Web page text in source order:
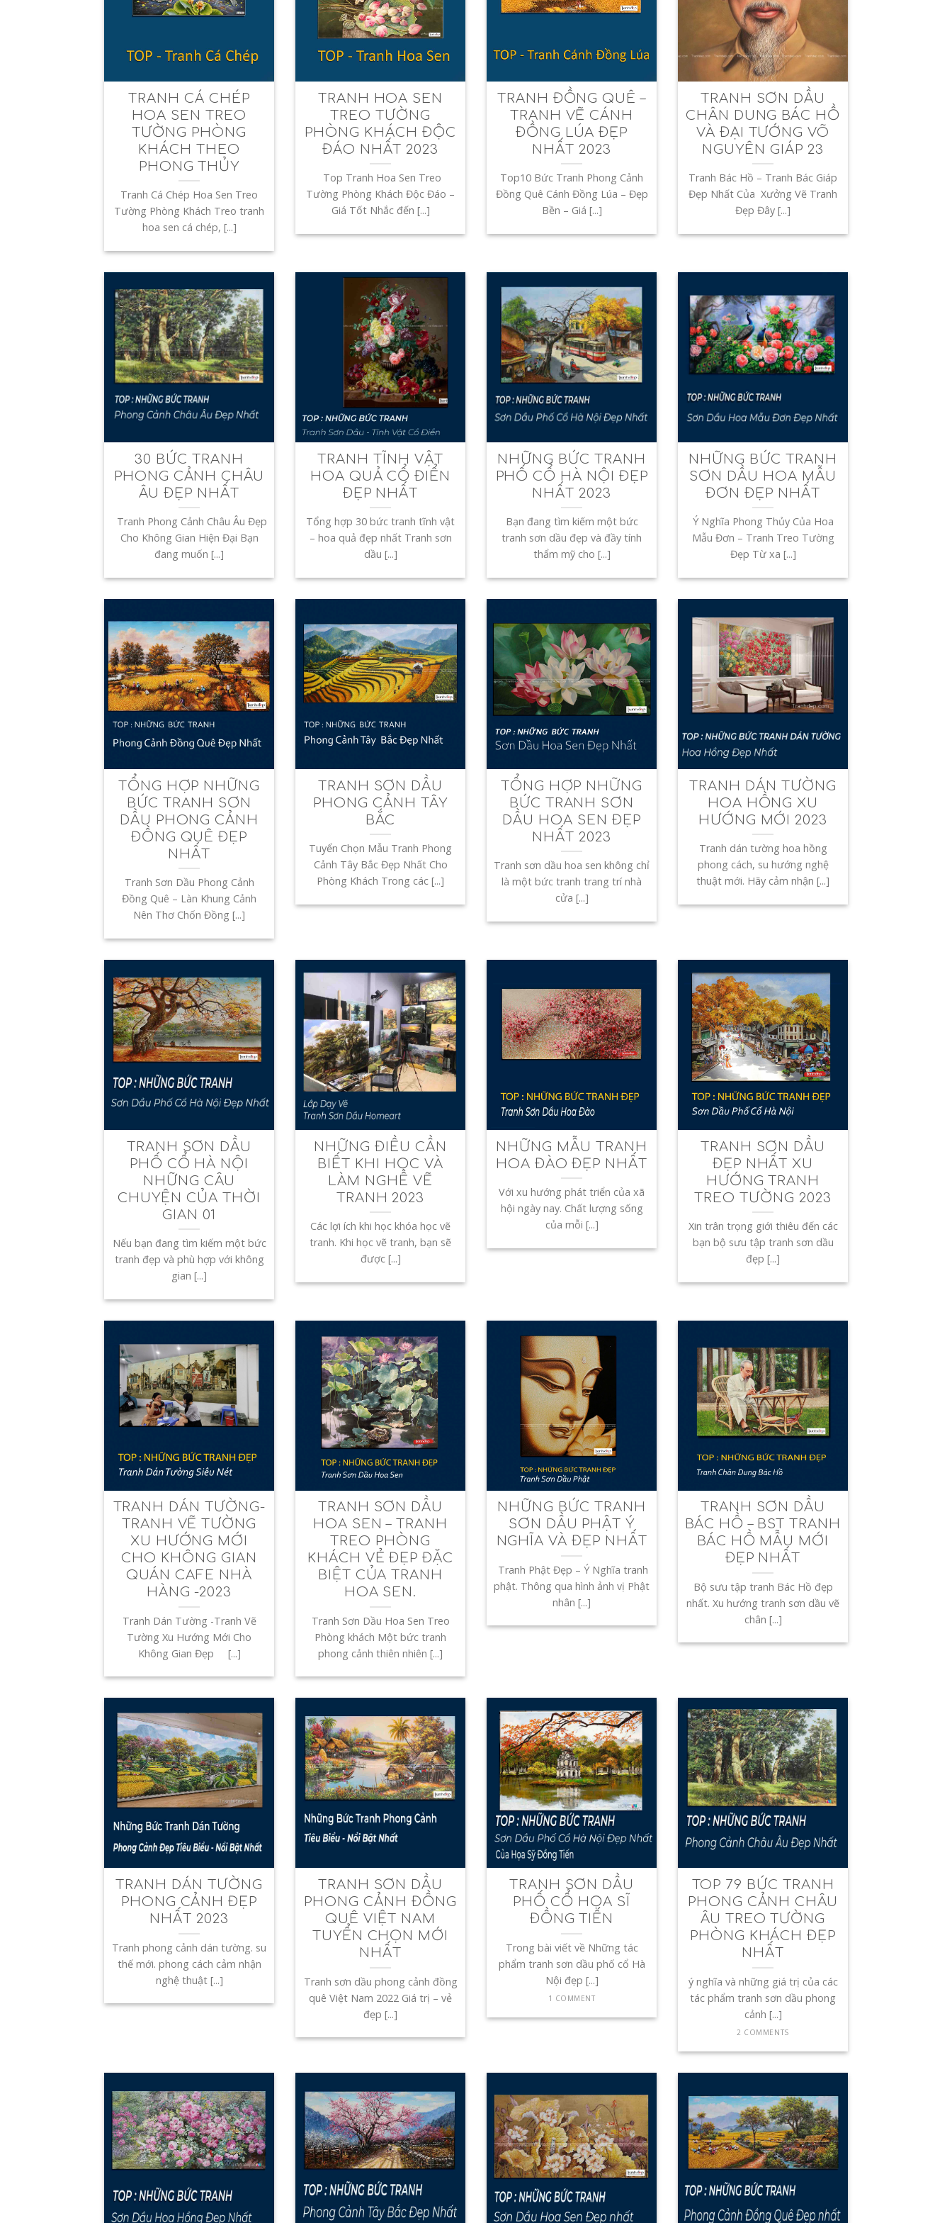
TRANH CÁ CHÉP
HOA SEN TREO
TƯỜNG PHÒNG
KHÁCH THEO
PHONG THỦY
Tranh Cá Chép Hoa Sen Treo
Tường Phòng Khách Treo tranh
hoa sen cá chép, [...]
TRANH HOA SEN
TREO TƯỜNG
PHÒNG KHÁCH ĐỘC
ĐÁO NHẤT 2023
Top Tranh Hoa Sen Treo
Tường Phòng Khách Độc Đáo –
Giá Tốt Nhắc đến [...]
TRANH ĐỒNG QUÊ –
TRANH VẼ CÁNH
ĐỒNG LÚA ĐẸP
NHẤT 2023
Top10 Bức Tranh Phong Cảnh
Đồng Quê Cánh Đồng Lúa – Đẹp
Bền – Giá [...]
TRANH SƠN DẦU
CHÂN DUNG BÁC HỒ
VÀ ĐẠI TƯỚNG VÕ
NGUYÊN GIÁP 23
Tranh Bác Hồ – Tranh Bác Giáp
Đẹp Nhất Của Xưởng Vẽ Tranh
Đẹp Đây [...]
30 BỨC TRANH
PHONG CẢNH CHÂU
ÂU ĐẸP NHẤT
Tranh Phong Cảnh Châu Âu Đẹp
Cho Không Gian Hiện Đại Bạn
đang muốn [...]
TRANH TĨNH VẬT
HOA QUẢ CỔ ĐIỂN
ĐẸP NHẤT
Tổng hợp 30 bức tranh tĩnh vật
– hoa quả đẹp nhất Tranh sơn
dầu [...]
NHỮNG BỨC TRANH
PHỐ CỔ HÀ NỘI ĐẸP
NHẤT 2023
Bạn đang tìm kiếm một bức
tranh sơn dầu đẹp và đầy tính
thẩm mỹ cho [...]
NHỮNG BỨC TRANH
SƠN DẦU HOA MẪU
ĐƠN ĐẸP NHẤT
Ý Nghĩa Phong Thủy Của Hoa
Mẫu Đơn – Tranh Treo Tường
Đẹp Từ xa [...]
TỔNG HỢP NHỮNG
BỨC TRANH SƠN
DẦU PHONG CẢNH
ĐỒNG QUÊ ĐẸP
NHẤT
Tranh Sơn Dầu Phong Cảnh
Đồng Quê – Làn Khung Cảnh
Nên Thơ Chốn Đồng [...]
TRANH SƠN DẦU
PHONG CẢNH TÂY
BẮC
Tuyển Chọn Mẫu Tranh Phong
Cảnh Tây Bắc Đẹp Nhất Cho
Phòng Khách Trong các [...]
TỔNG HỢP NHỮNG
BỨC TRANH SƠN
DẦU HOA SEN ĐẸP
NHẤT 2023
Tranh sơn dầu hoa sen không chỉ
là một bức tranh trang trí nhà
cửa [...]
TRANH DÁN TƯỜNG
HOA HỒNG XU
HƯỚNG MỚI 2023
Tranh dán tường hoa hồng
phong cách, su hướng nghệ
thuật mới. Hãy cảm nhận [...]
TRANH SƠN DẦU
PHỐ CỔ HÀ NỘI
NHỮNG CÂU
CHUYỆN CỦA THỜI
GIAN 01
Nếu bạn đang tìm kiếm một bức
tranh đẹp và phù hợp với không
gian [...]
NHỮNG ĐIỀU CẦN
BIẾT KHI HỌC VÀ
LÀM NGHỀ VẼ
TRANH 2023
Các lợi ích khi học khóa học vẽ
tranh. Khi học vẽ tranh, bạn sẽ
được [...]
NHỮNG MẪU TRANH
HOA ĐÀO ĐẸP NHẤT
Với xu hướng phát triển của xã
hội ngày nay. Chất lượng sống
của mỗi [...]
TRANH SƠN DẦU
ĐẸP NHẤT XU
HƯỚNG TRANH
TREO TƯỜNG 2023
Xin trân trọng giới thiêu đến các
bạn bộ sưu tập tranh sơn dầu
đẹp [...]
TRANH DÁN TƯỜNG-
TRANH VẼ TƯỜNG
XU HƯỚNG MỚI
CHO KHÔNG GIAN
QUÁN CAFE NHÀ
HÀNG -2023
Tranh Dán Tường -Tranh Vẽ
Tường Xu Hướng Mới Cho
Không Gian Đẹp [...]
TRANH SƠN DẦU
HOA SEN – TRANH
TREO PHÒNG
KHÁCH VẺ ĐẸP ĐẶC
BIỆT CỦA TRANH
HOA SEN.
Tranh Sơn Dầu Hoa Sen Treo
Phòng khách Một bức tranh
phong cảnh thiên nhiên [...]
NHỮNG BỨC TRANH
SƠN DẦU PHẬT Ý
NGHĨA VÀ ĐẸP NHẤT
Tranh Phật Đẹp – Ý Nghĩa tranh
phật. Thông qua hình ảnh vị Phật
nhân [...]
TRANH SƠN DẦU
BÁC HỒ – BST TRANH
BÁC HỒ MẪU MỚI
ĐẸP NHẤT
Bộ sưu tập tranh Bác Hồ đẹp
nhất. Xu hướng tranh sơn dầu vẽ
chân [...]
TRANH DÁN TƯỜNG
PHONG CẢNH ĐẸP
NHẤT 2023
Tranh phong cảnh dán tường. su
thế mới. phong cách cảm nhận
nghệ thuật [...]
TRANH SƠN DẦU
PHONG CẢNH ĐỒNG
QUÊ VIỆT NAM
TUYỂN CHỌN MỚI
NHẤT
Tranh sơn dầu phong cảnh đồng
quê Việt Nam 2022 Giá trị – vẻ
đẹp [...]
TRANH SƠN DẦU
PHỐ CỔ HỌA SĨ
ĐỒNG TIẾN
Trong bài viết về Những tác
phẩm tranh sơn dầu phố cổ Hà
Nội đẹp [...]
1 COMMENT
TOP 79 BỨC TRANH
PHONG CẢNH CHÂU
ÂU TREO TƯỜNG
PHÒNG KHÁCH ĐẸP
NHẤT
ý nghĩa và những giá trị của các
tác phẩm tranh sơn dầu phong
cảnh [...]
2 COMMENTS